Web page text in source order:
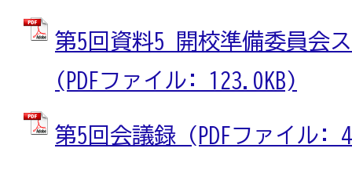
第5回資料5 開校準備委員会
(PDFファイル: 123.0KB)
第5回会議録 (PDFファイル: